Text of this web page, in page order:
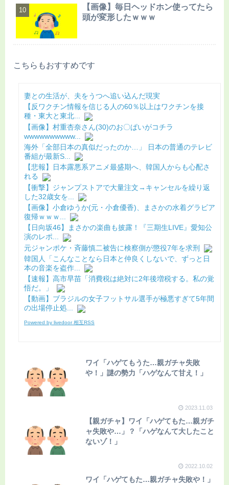
【画像】毎日ヘッドホン使ってたら
頭が変形したｗｗｗ
こちらもおすすめです
妻との生活が、夫をうつへ追い込んだ現実
【反ワクチン情報を信じる人の60％以上はワクチンを接
種・東大と東北...
【画像】村重杏奈さん(30)のお〇ぱいがコチラ
wwwwwwwwww...
海外「全部日本の真似だったのか…」 日本の普通のテレビ
番組が最新S...
【悲報】日本露悪系アニメ最盛期へ、韓国人からも心配さ
れる
【衝撃】ジャンプストアで大量注文→キャンセルを繰り返
した32歳女を...
【画像】小倉ゆうか(元・小倉優香)、まさかの水着グラビア
復帰ｗｗｗ...
【日向坂46】まさかの楽曲も披露！『三期生LIVE』愛知公
演のレポ...
元ジャンポケ・斉藤慎二被告に検察側が懲役7年を求刑
韓国人「こんなことなら日本と仲良くしないで、ずっと日
本の音楽を盗作...
【速報】高市早苗「消費税は絶対に2年後増税する。私の覚
悟だ。」
【動画】ブラジルの女子フットサル選手が極悪すぎて5年間
の出場停止処...
Powered by livedoor 相互RSS
ワイ「ハゲてもうた…親ガチャ失敗
や！」謎の勢力「ハゲなんて甘え！」
2023.11.03
【親ガチャ】ワイ「ハゲてもた…親ガチ
ャ失敗や…」？「ハゲなんて大したこと
ないゾ！」
2022.10.02
ワイ「ハゲてもた…親ガチャ失敗や！」